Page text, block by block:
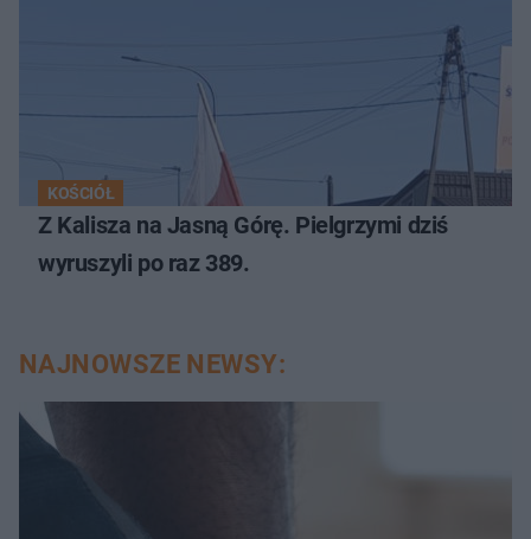
KOŚCIÓŁ
Z Kalisza na Jasną Górę. Pielgrzymi dziś
wyruszyli po raz 389.
NAJNOWSZE NEWSY: